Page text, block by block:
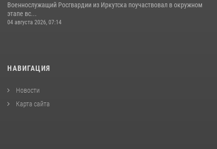
Военнослужащий Росгвардии из Иркутска поучаствовал в окружном
этапе вс...
04 августа 2026, 07:14
НАВИГАЦИЯ
Новости
Карта сайта